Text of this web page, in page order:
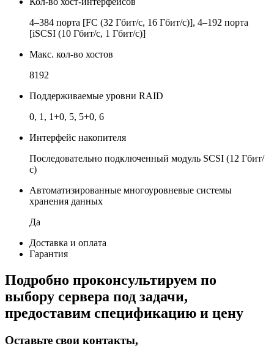
4–384 порта [FC (32 Гбит/с, 16 Гбит/с)], 4–192 порта
[iSCSI (10 Гбит/с, 1 Гбит/с)]
Макс. кол-во хостов
8192
Поддерживаемые уровни RAID
0, 1, 1+0, 5, 5+0, 6
Интерфейс накопителя
Последовательно подключенный модуль SCSI (12 Гбит/
с)
Автоматизированные многоуровневые системы
хранения данных
Да
Доставка и оплата
Гарантия
Подробно проконсультируем по
выбору сервера под задачи,
предоставим спецификацию и цену
Оставьте свои контакты,